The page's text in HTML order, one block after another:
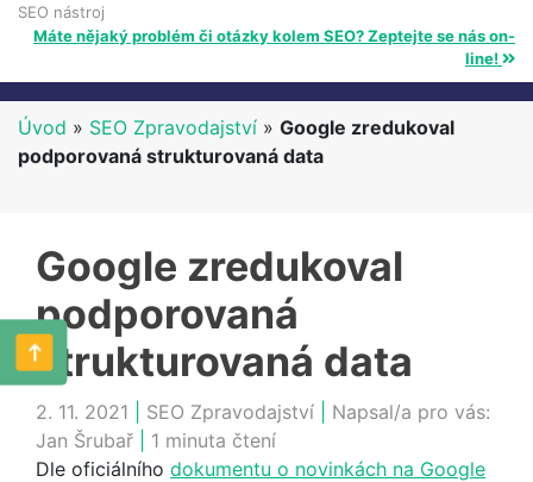
SEO nástroj
Máte nějaký problém či otázky kolem SEO? Zeptejte se nás on-
line!
Úvod » SEO Zpravodajství » Google zredukoval
podporovaná strukturovaná data
Google zredukoval
podporovaná
strukturovaná data
2. 11. 2021 SEO Zpravodajství
Napsal/a pro vás:
Jan Šrubař
1 minuta čtení
Dle oficiálního dokumentu o novinkách na Google